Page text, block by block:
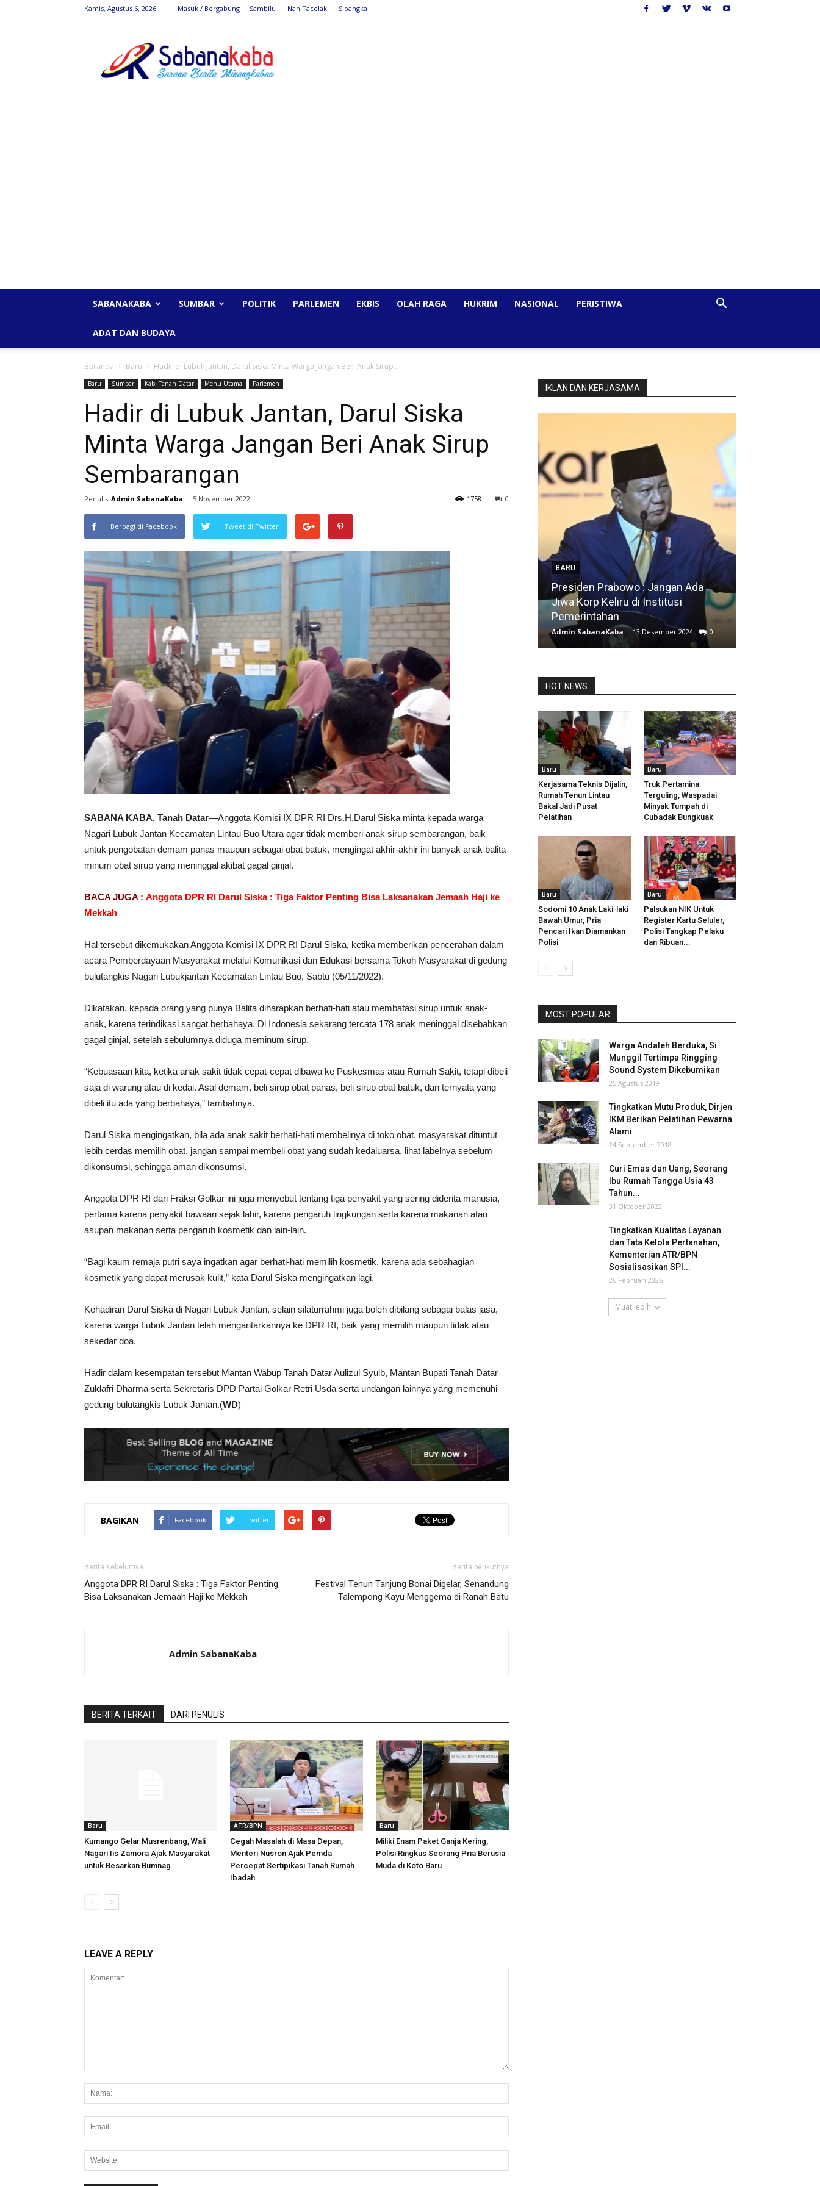
Kamis, Agustus 6, 2026 Masuk / Bergabung Sambilu Nan Tacelak Sipangka
SABANAKABA SUMBAR POLITIK PARLEMEN EKBIS OLAH RAGA HUKRIM NASIONAL PERISTIWA
ADAT DAN BUDAYA
Beranda Baru Hadir di Lubuk Jantan, Darul Siska Minta Warga Jangan Beri Anak Sirup...
Baru Sumbar Kab. Tanah Datar Menu Utama Parlemen
Hadir di Lubuk Jantan, Darul Siska
Minta Warga Jangan Beri Anak Sirup
Sembarangan
Penulis Admin SabanaKaba - 5 November 2022 0
1758
Berbagi di Facebook Tweet di Twitter
SABANA KABA, Tanah Datar—Anggota Komisi IX DPR RI Drs.H.Darul Siska minta kepada warga
Nagari Lubuk Jantan Kecamatan Lintau Buo Utara agar tidak memberi anak sirup sembarangan, baik
untuk pengobatan demam panas maupun sebagai obat batuk, mengingat akhir-akhir ini banyak anak balita
minum obat sirup yang meninggal akibat gagal ginjal.
BACA JUGA : Anggota DPR RI Darul Siska : Tiga Faktor Penting Bisa Laksanakan Jemaah Haji ke
Mekkah
Hal tersebut dikemukakan Anggota Komisi IX DPR RI Darul Siska, ketika memberikan pencerahan dalam
acara Pemberdayaan Masyarakat melalui Komunikasi dan Edukasi bersama Tokoh Masyarakat di gedung
bulutangkis Nagari Lubukjantan Kecamatan Lintau Buo, Sabtu (05/11/2022).
Dikatakan, kepada orang yang punya Balita diharapkan berhati-hati atau membatasi sirup untuk anak-
anak, karena terindikasi sangat berbahaya. Di Indonesia sekarang tercata 178 anak meninggal disebabkan
gagal ginjal, setelah sebulumnya diduga meminum sirup.
“Kebuasaan kita, ketika anak sakit tidak cepat-cepat dibawa ke Puskesmas atau Rumah Sakit, tetapi dibeli
saja di warung atau di kedai. Asal demam, beli sirup obat panas, beli sirup obat batuk, dan ternyata yang
dibeli itu ada yang berbahaya,” tambahnya.
Darul Siska mengingatkan, bila ada anak sakit berhati-hati membelinya di toko obat, masyarakat dituntut
lebih cerdas memilih obat, jangan sampai membeli obat yang sudah kedaluarsa, lihat labelnya sebelum
dikonsumsi, sehingga aman dikonsumsi.
Anggota DPR RI dari Fraksi Golkar ini juga menyebut tentang tiga penyakit yang sering diderita manusia,
pertama karena penyakit bawaan sejak lahir, karena pengaruh lingkungan serta karena makanan atau
asupan makanan serta pengaruh kosmetik dan lain-lain.
“Bagi kaum remaja putri saya ingatkan agar berhati-hati memilih kosmetik, karena ada sebahagian
kosmetik yang dapat merusak kulit,” kata Darul Siska mengingatkan lagi.
Kehadiran Darul Siska di Nagari Lubuk Jantan, selain silaturrahmi juga boleh dibilang sebagai balas jasa,
karena warga Lubuk Jantan telah mengantarkannya ke DPR RI, baik yang memilih maupun tidak atau
sekedar doa.
Hadir dalam kesempatan tersebut Mantan Wabup Tanah Datar Aulizul Syuib, Mantan Bupati Tanah Datar
Zuldafri Dharma serta Sekretaris DPD Partai Golkar Retri Usda serta undangan lainnya yang memenuhi
gedung bulutangkis Lubuk Jantan.(WD)
BAGIKAN Facebook Twitter
Berita sebelumya
Anggota DPR RI Darul Siska : Tiga Faktor Penting
Bisa Laksanakan Jemaah Haji ke Mekkah
Berita berikutnya
Festival Tenun Tanjung Bonai Digelar, Senandung
Talempong Kayu Menggema di Ranah Batu
Admin SabanaKaba
BERITA TERKAIT DARI PENULIS
Baru
Kumango Gelar Musrenbang, Wali
Nagari Iis Zamora Ajak Masyarakat
untuk Besarkan Bumnag
ATR/BPN
Cegah Masalah di Masa Depan,
Menteri Nusron Ajak Pemda
Percepat Sertipikasi Tanah Rumah
Ibadah
Baru
Miliki Enam Paket Ganja Kering,
Polisi Ringkus Seorang Pria Berusia
Muda di Koto Baru
LEAVE A REPLY
IKLAN DAN KERJASAMA
BARU
Presiden Prabowo : Jangan Ada
Jiwa Korp Keliru di Institusi
Pemerintahan
Admin SabanaKaba - 13 Desember 2024 0
HOT NEWS
Baru
Kerjasama Teknis Dijalin,
Rumah Tenun Lintau
Bakal Jadi Pusat
Pelatihan
Baru
Truk Pertamina
Terguling, Waspadai
Minyak Tumpah di
Cubadak Bungkuak
Baru
Sodomi 10 Anak Laki-laki
Bawah Umur, Pria
Pencari Ikan Diamankan
Polisi
Baru
Palsukan NIK Untuk
Register Kartu Seluler,
Polisi Tangkap Pelaku
dan Ribuan...
MOST POPULAR
Warga Andaleh Berduka, Si
Munggil Tertimpa Ringging
Sound System Dikebumikan
25 Agustus 2019
Tingkatkan Mutu Produk, Dirjen
IKM Berikan Pelatihan Pewarna
Alami
24 September 2018
Curi Emas dan Uang, Seorang
Ibu Rumah Tangga Usia 43
Tahun...
31 Oktober 2022
Tingkatkan Kualitas Layanan
dan Tata Kelola Pertanahan,
Kementerian ATR/BPN
Sosialisasikan SPI...
26 Februari 2026
Muat lebih